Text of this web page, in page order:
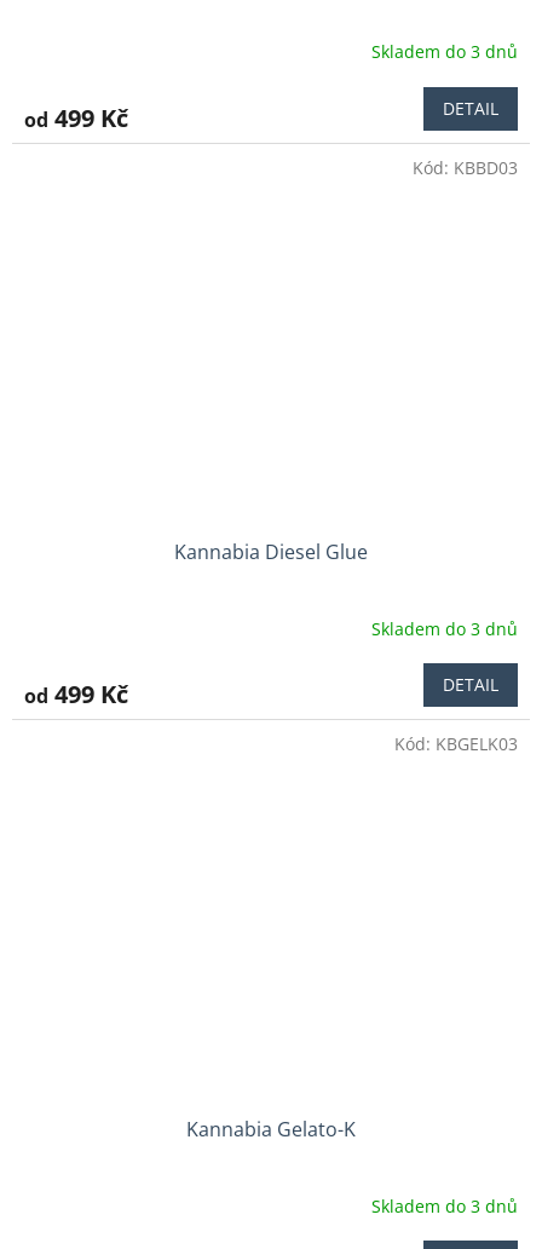
je
4,0
Skladem do 3 dnů
od 499 Kč DETAIL
Kannabia Diesel Glue
Skladem do 3 dnů
od 499 Kč DETAIL
Kód: KBBD03
Kannabia Gelato-K
Skladem do 3 dnů
Kód: KBGELK03